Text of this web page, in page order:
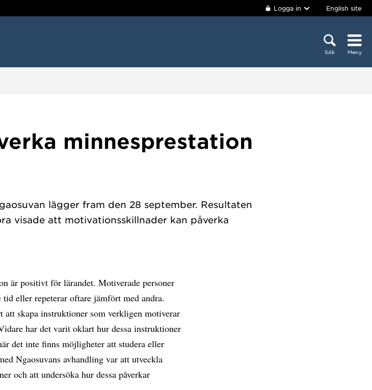
Logga in English site
Sök Meny
minnesprestation
lägger fram den 28 september. Resultaten
visade att motivationsskillnader kan påverka
är positivt för lärandet. Motiverade personer
eller repeterar oftare jämfört med andra.
skapa instruktioner som verkligen motiverar
har det varit oklart hur dessa instruktioner
det inte finns möjligheter att studera eller
Ngaosuvans avhandling var att utveckla
och att undersöka hur dessa påverkar